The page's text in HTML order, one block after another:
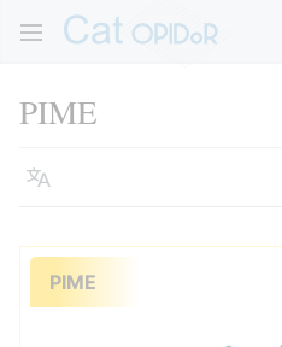
PIME
Langue
PIME